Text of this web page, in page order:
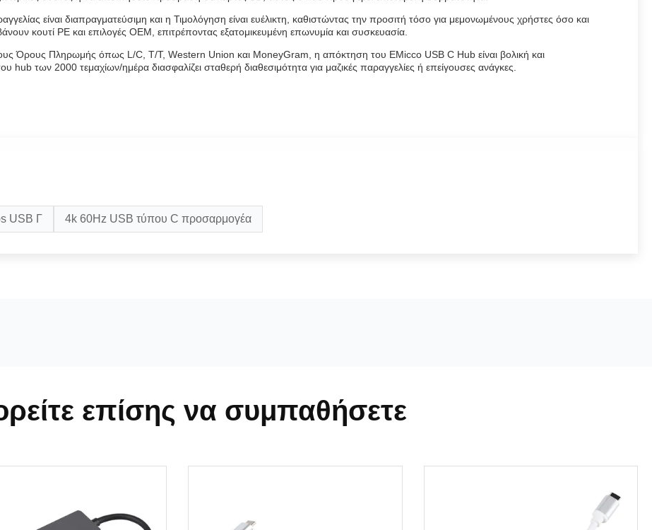
είναι διαπραγματεύσιμη και η Τιμολόγηση είναι ευέλικτη, καθιστώντας την προσιτή τόσο για μεμονωμένους χρήστες όσο και
κουτί PE και επιλογές OEM, επιτρέποντας εξατομικευμένη επωνυμία και συσκευασία.
Όρους Πληρωμής όπως L/C, T/T, Western Union και MoneyGram, η απόκτηση του EMicco USB C Hub είναι βολική και
των 2000 τεμαχίων/ημέρα διασφαλίζει σταθερή διαθεσιμότητα για μαζικές παραγγελίες ή επείγουσες ανάγκες.
USB Γ 4k 60Hz USB τύπου C προσαρμογέα
επίσης να συμπαθήσετε